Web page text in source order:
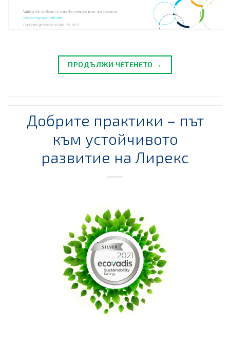
ПРОДЪЛЖИ ЧЕТЕНЕТО →
Добрите практики – път
към устойчивото
развитие на Лирекс